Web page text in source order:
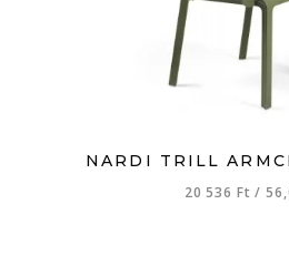
NARDI TRILL
20 536 Ft/